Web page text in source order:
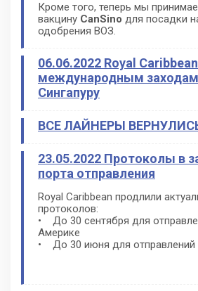
Кроме того, теперь мы
вакцину CanSino для посадки
одобрения ВОЗ.
06.06.2022 Royal
международным заходам
Сингапуру
ВСЕ ЛАЙНЕРЫ
23.05.2022 Протоколы в
порта отправления
Royal Caribbean продлили
протоколов:
• До 30 сентября для
Америке
• До 30 июня для отправлений